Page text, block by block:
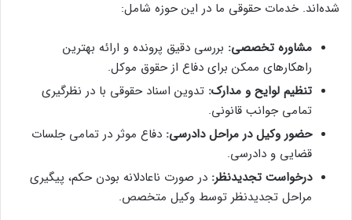
شده‌اند. خدمات حقوقی ما در این حوزه شامل:
مشاوره تخصصی: بررسی دقیق پرونده و ارائه بهترین
راهکارهای ممکن برای دفاع از حقوق موکل.
تنظیم لوایح و مدارک: تدوین اسناد حقوقی با در نظرگیری
تمامی جوانب قانونی.
حضور وکیل در مراحل دادرسی: دفاع موثر در تمامی جلسات
قضایی و دادرسی.
درخواست تجدیدنظر: در صورت ناعادلانه بودن حکم، پیگیری
مراحل تجدیدنظر توسط وکیل متخصص.